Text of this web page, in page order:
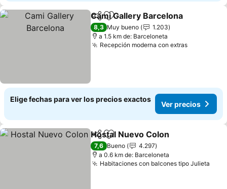
CompartirAgregar a favoritos
Cami Gallery Barcelona
8,3 Muy bueno
1.203
a 1.5 km de: Barceloneta
Recepción moderna con extrasVer
Elige fechas para ver los precios exactos
Ver precios
CompartirAgregar a favoritos
Hostal Nuevo Colon
7,6 Bueno
4.297
a 0.6 km de: Barceloneta
Habitaciones con balcones tipo Julieta